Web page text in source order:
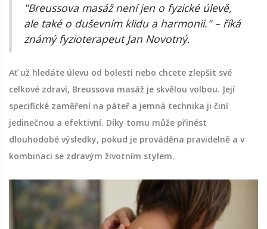
"Breussova masáž není jen o fyzické úlevě,
ale také o duševním klidu a harmonii." – říká
známý fyzioterapeut Jan Novotný.
Ať už hledáte úlevu od bolesti nebo chcete zlepšit své
celkové zdraví, Breussova masáž je skvělou volbou. Její
specifické zaměření na páteř a jemná technika ji činí
jedinečnou a efektivní. Díky tomu může přinést
dlouhodobé výsledky, pokud je prováděna pravidelně a v
kombinaci se zdravým životním stylem.